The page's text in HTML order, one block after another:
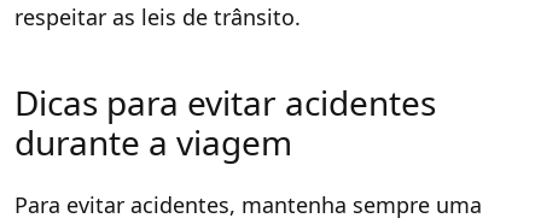
respeitar as leis de trânsito.
Dicas para evitar acidentes
durante a viagem
Para evitar acidentes, mantenha sempre uma